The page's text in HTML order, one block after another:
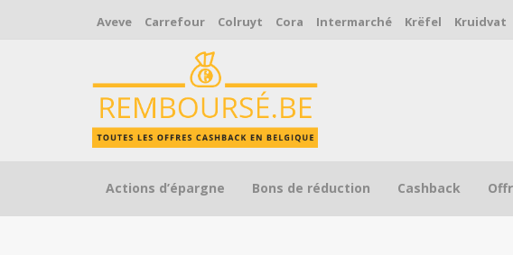
Aveve Carrefour Colruyt Cora Intermarché Krëfel Kruidvat
Skip to content
Actions d’épargne Bons de réduction Cashback